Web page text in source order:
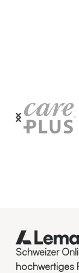
Schweizer
hochwertiges